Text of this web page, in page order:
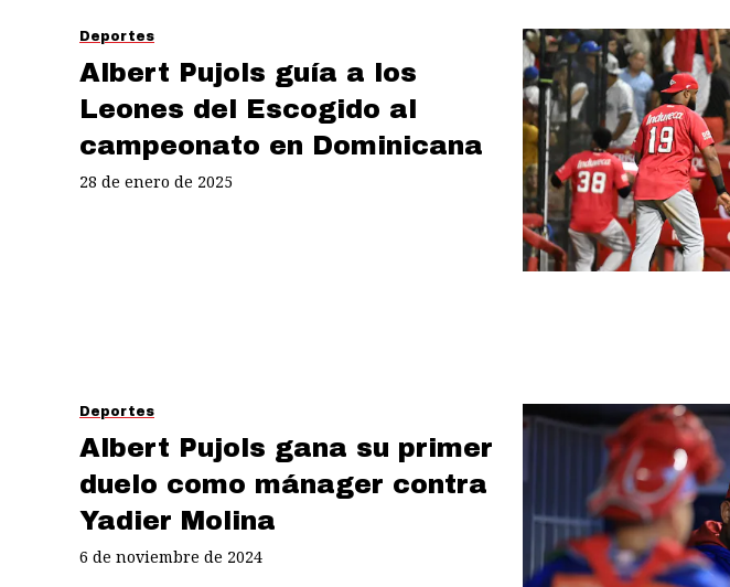
Deportes
Albert Pujols guía a los
Leones del Escogido al
campeonato en Dominicana
28 de enero de 2025
Deportes
Albert Pujols gana su primer
duelo como mánager contra
Yadier Molina
6 de noviembre de 2024